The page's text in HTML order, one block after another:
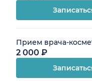
Прием врача-
2 000 ₽